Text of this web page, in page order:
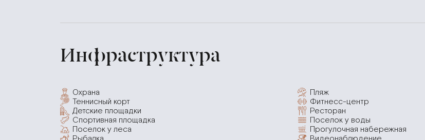
Инфраструктура
Охрана
Пляж
Теннисный корт
Фитнесс-центр
Детские площадки
Ресторан
Спортивная площадка
Поселок у воды
Поселок у леса
Прогулочная набережная
Рыбалка
Видеонаблюдение